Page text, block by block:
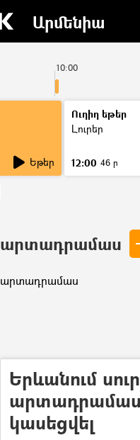
Արմենիա
10:00
Եթեր
Ուղիղ եթեր
Լուրեր
12:00 46 ր
արտադրամաս
արտադրամաս
Երևանում
արտադրամասի
կասեցվել